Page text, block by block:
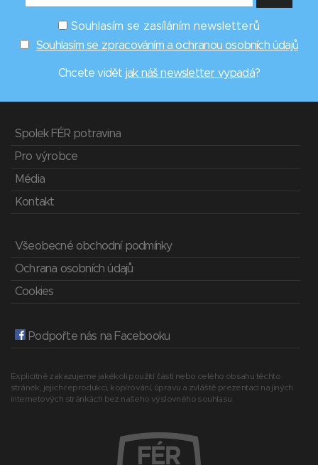
Souhlasím se zasíláním newsletterů
Souhlasím se zpracováním a ochranou osobních údajů
Chcete vidět jak náš newsletter vypadá?
Spolek FÉR potravina
Pro výrobce
Média
Kontakt
Všeobecné obchodní podmínky
Ochrana osobních údajů
Cookies
Podpořte nás na Facebooku
Explicitně zakazujeme jakékoli použití části nebo celého obsahu těchto
stránek, jejich reprodukci, kopírování, úpravu a zvláště prezentaci na jiných
internetových stránkách bez našeho výslovného souhlasu.